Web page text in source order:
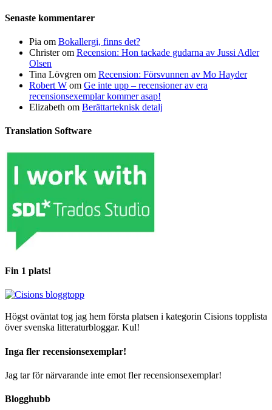
Senaste kommentarer
Pia om Bokallergi, finns det?
Christerom Recension: Hon tackade gudarna av Jussi Adler
Olsen
Tina Lövgren om Recension: Försvunnen av Mo Hayder
Robert W om Ge inte upp – recensioner av era
recensionsexemplar kommer asap!
Elizabeth om Berättarteknisk detalj
Translation Software
Fin 1 plats!
Högst oväntat tog jag hem första platsen i kategorin Cisions topplista
över svenska litteraturbloggar. Kul!
Inga fler recensionsexemplar!
Jag tar för närvarande inte emot fler recensionsexemplar!
Blogghubb